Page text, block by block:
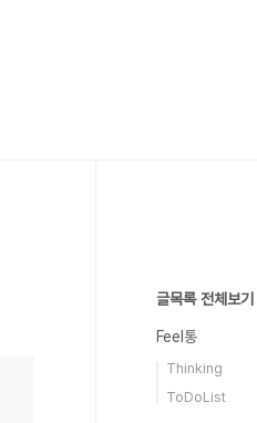
글목록 전체보기
Feel통
Thinking
ToDoList